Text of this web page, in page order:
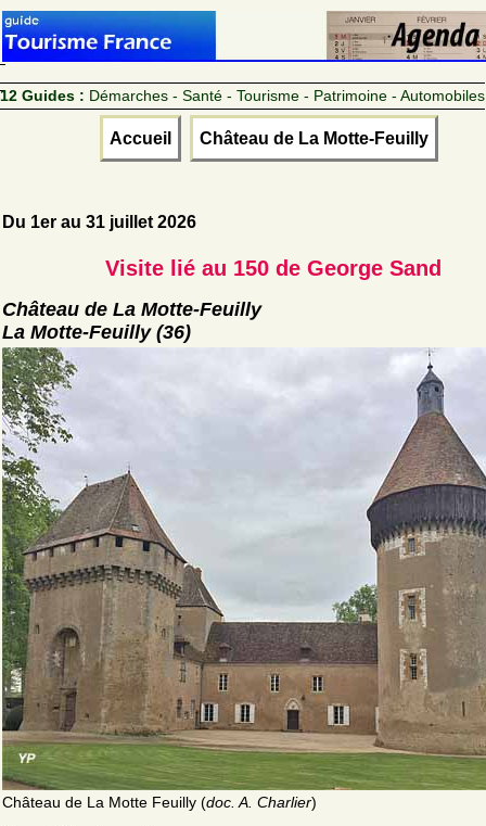
12 Guides : Démarches - Santé - Tourisme - Patrimoine - Automobiles
Accueil Château de La Motte-Feuilly
Du 1er au 31 juillet 2026
Visite lié au 150 de George Sand
Château de La Motte-Feuilly
La Motte-Feuilly (36)
Château de La Motte Feuilly (doc. A. Charlier)